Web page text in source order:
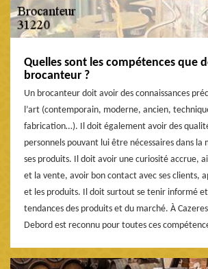
Quelles sont les compétences que
brocanteur ?
Un brocanteur doit avoir des connaissances
l’art (contemporain, moderne, ancien,
fabrication…). Il doit également avoir des
personnels pouvant lui être nécessaires dans la
ses produits. Il doit avoir une curiosité accrue,
et la vente, avoir bon contact avec ses clients,
et les produits. Il doit surtout se tenir informé et
tendances des produits et du marché. À
Debord est reconnu pour toutes ces